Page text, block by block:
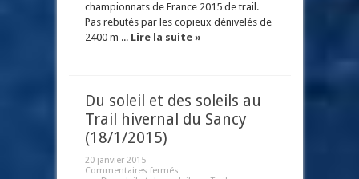
championnats de France 2015 de trail.
Pas rebutés par les copieux dénivelés de
2400 m ... Lire la suite »
Du soleil et des soleils au
Trail hivernal du Sancy
(18/1/2015)
20 janvier 2015
Commentaires fermés